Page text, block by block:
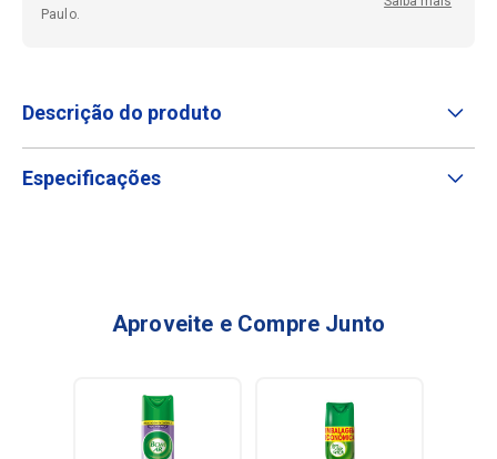
Paulo.
Descrição do produto
Especificações
Aproveite e Compre Junto